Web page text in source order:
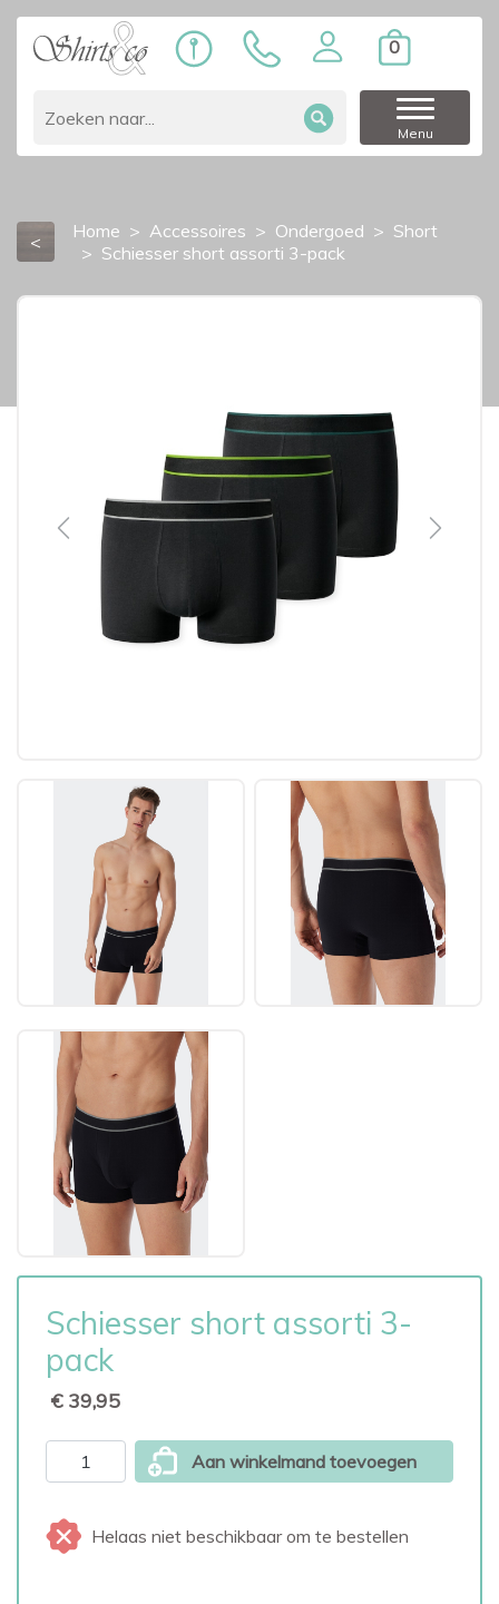
0
Menu
< Home Accessoires Ondergoed
Short
Schiesser short assorti 3-pack
Previous Next
Schiesser short assorti 3-
pack
€ 39,95
Aan winkelmand toevoegen
Helaas niet beschikbaar om te bestellen